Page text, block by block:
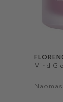
Mind